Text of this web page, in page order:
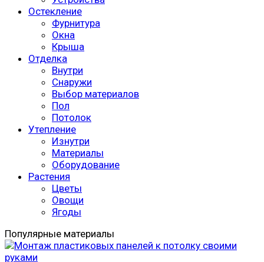
Остекление
Фурнитура
Окна
Крыша
Отделка
Внутри
Снаружи
Выбор материалов
Пол
Потолок
Утепление
Изнутри
Материалы
Оборудование
Растения
Цветы
Овощи
Ягоды
Популярные материалы